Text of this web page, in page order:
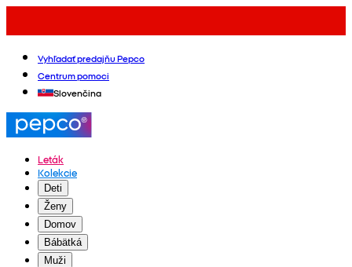
Vyhľadať predajňu Pepco
Centrum pomoci
Slovenčina
Leták
Kolekcie
Deti
Ženy
Domov
Bábätká
Muži